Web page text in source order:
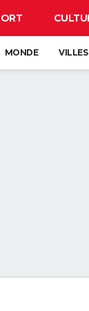
MONDE VILLES